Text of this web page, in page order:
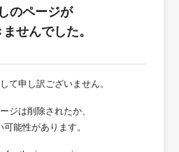
のページが
せんでした。
て申し訳ございません。
ジは削除されたか、
能性があります。